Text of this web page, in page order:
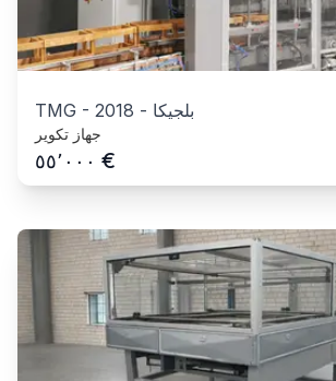
TMG - 2018 - بلجيكا
جهاز تكوير
٥٥٬٠٠٠ €